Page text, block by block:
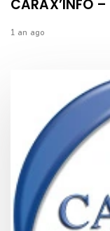
CARAX’INFO
1 an ago